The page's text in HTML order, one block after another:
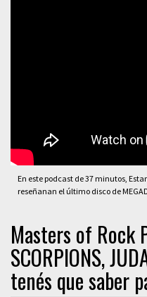
En este podcast de 37 minutos,
reseñanan el último disco de
Masters of Rock
SCORPIONS,
tenés que saber